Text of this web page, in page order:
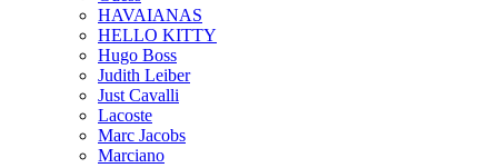
HAVAIANAS
HELLO KITTY
Hugo Boss
Judith Leiber
Just Cavalli
Lacoste
Marc Jacobs
Marciano